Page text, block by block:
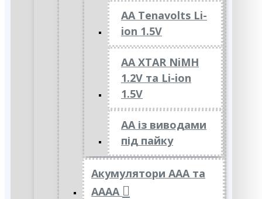
AA Tenavolts Li-
ion 1.5V
AA XTAR NiMH
1.2V та Li-ion
1.5V
АА із виводами
під пайку
Акумулятори ААА та
АААА